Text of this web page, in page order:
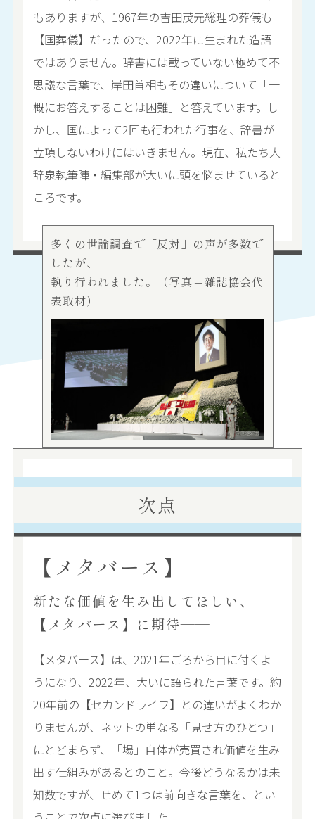
もありますが、1967年の吉田茂元総理の葬儀も
【国葬儀】だったので、2022年に生まれた造語
ではありません。辞書には載っていない極めて不
思議な言葉で、岸田首相もその違いについて「一
概にお答えすることは困難」と答えています。し
かし、国によって2回も行われた行事を、辞書が
立項しないわけにはいきません。現在、私たち大
辞泉執筆陣・編集部が大いに頭を悩ませていると
ころです。
多くの世論調査で「反対」の声が多数で
したが、
執り行われました。（写真＝雑誌協会代
表取材）
次点
【メタバース】
新たな価値を生み出してほしい、
【メタバース】に期待――
【メタバース】は、2021年ごろから目に付くよ
うになり、2022年、大いに語られた言葉です。約
20年前の【セカンドライフ】との違いがよくわか
りませんが、ネットの単なる「見せ方のひとつ」
にとどまらず、「場」自体が売買され価値を生み
出す仕組みがあるとのこと。今後どうなるかは未
知数ですが、せめて1つは前向きな言葉を、とい